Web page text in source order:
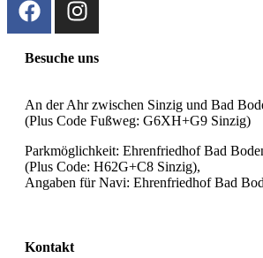
Besuche uns
An der Ahr zwischen Sinzig und Bad
(Plus Code Fußweg: G6XH+G9 Sinzig)
Parkmöglichkeit: Ehrenfriedhof Bad
(Plus Code: H62G+C8 Sinzig),
Angaben für Navi: Ehrenfriedhof Bad
Kontakt